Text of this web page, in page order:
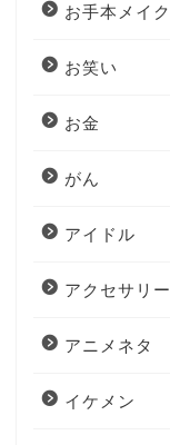
お手本メイク
お笑い
お金
がん
アイドル
アクセサリー
アニメネタ
イケメン